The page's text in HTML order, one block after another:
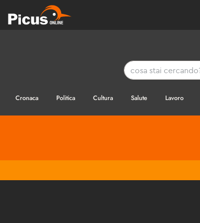
Cronaca Politica Cultura Salute Lavoro